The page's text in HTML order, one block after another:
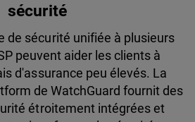
sécurité
de sécurité unifiée à plusieurs
peuvent aider les clients à
d'assurance peu élevés. La
de WatchGuard fournit des
étroitement intégrées et